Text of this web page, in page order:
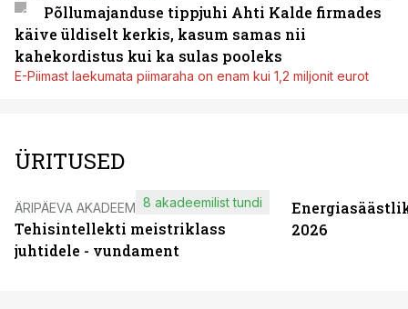
Põllumajanduse tippjuhi Ahti Kalde firmades
käive üldiselt kerkis, kasum samas nii
kahekordistus kui ka sulas pooleks
E-Piimast laekumata piimaraha on enam kui 1,2 miljonit eurot
ÜRITUSED
ÄRIPÄEVA AKADEEMIA
Tehisintellekti meistriklass
juhtidele - vundament
8 akadeemilist tundi
2026